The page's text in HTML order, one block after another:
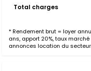
Total charges
* Rendement brut = loyer
ans, apport 20%, taux
annonces location du